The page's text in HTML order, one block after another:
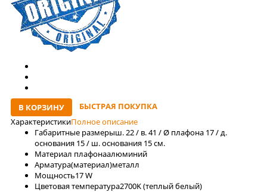
В КОРЗИНУ
БЫСТРАЯ ПОКУПКА
ХарактеристикиПолное описание
Габаритные размерыш. 22 / в. 41 / Ø плафона 17 / д.
основания 15 / ш. основания 15 см.
Материал плафонаалюминий
Арматура(материал)металл
Мощность17 W
Цветовая температура2700K (теплый белый)